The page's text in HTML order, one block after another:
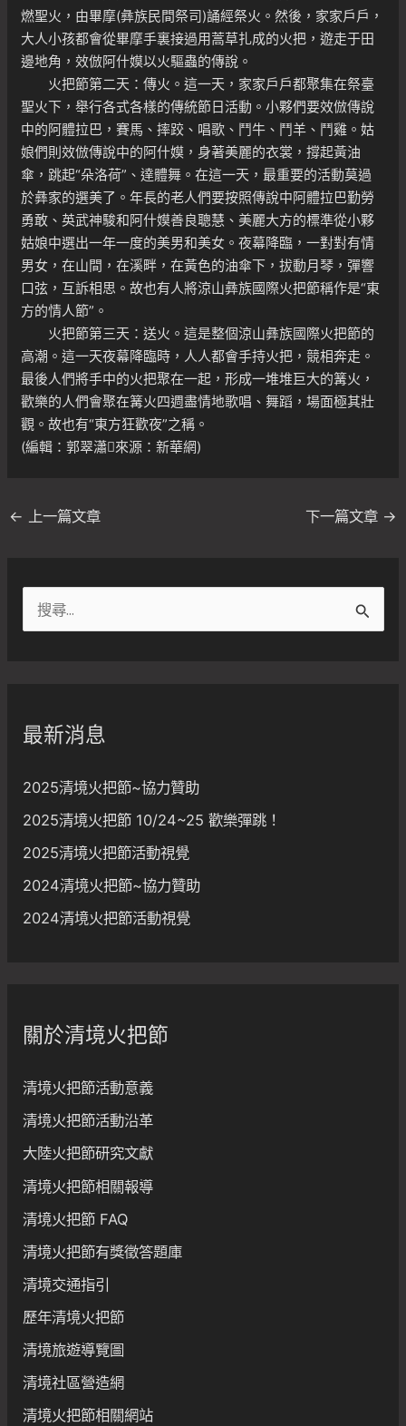
燃聖火，由畢摩(彝族民間祭司)誦經祭火。然後，家家戶戶，
大人小孩都會從畢摩手裏接過用蒿草扎成的火把，遊走于田
邊地角，效倣阿什嫫以火驅蟲的傳說。
火把節第二天：傳火。這一天，家家戶戶都聚集在祭臺
聖火下，舉行各式各樣的傳統節日活動。小夥們要效倣傳說
中的阿體拉巴，賽馬、摔跤、唱歌、鬥牛、鬥羊、鬥雞。姑
娘們則效倣傳說中的阿什嫫，身著美麗的衣裳，撐起黃油
傘，跳起“朵洛荷”、達體舞。在這一天，最重要的活動莫過
於彝家的選美了。年長的老人們要按照傳說中阿體拉巴勤勞
勇敢、英武神駿和阿什嫫善良聰慧、美麗大方的標準從小夥
姑娘中選出一年一度的美男和美女。夜幕降臨，一對對有情
男女，在山間，在溪畔，在黃色的油傘下，拔動月琴，彈響
口弦，互訴相思。故也有人將涼山彝族國際火把節稱作是“東
方的情人節”。
火把節第三天：送火。這是整個涼山彝族國際火把節的
高潮。這一天夜幕降臨時，人人都會手持火把，競相奔走。
最後人們將手中的火把聚在一起，形成一堆堆巨大的篝火，
歡樂的人們會聚在篝火四週盡情地歌唱、舞蹈，場面極其壯
觀。故也有“東方狂歡夜”之稱。
(編輯：郭翠瀟來源：新華網)
← 上一篇文章 下一篇文章 →
尋
:最新消息
2025清境火把節~協力贊助
2025清境火把節 10/24~25 歡樂彈跳！
2025清境火把節活動視覺
2024清境火把節~協力贊助
2024清境火把節活動視覺
關於清境火把節
清境火把節活動意義
清境火把節活動沿革
大陸火把節研究文獻
清境火把節相關報導
清境火把節 FAQ
清境火把節有獎徵答題庫
清境交通指引
歷年清境火把節
清境旅遊導覽圖
清境社區營造網
清境火把節相關網站